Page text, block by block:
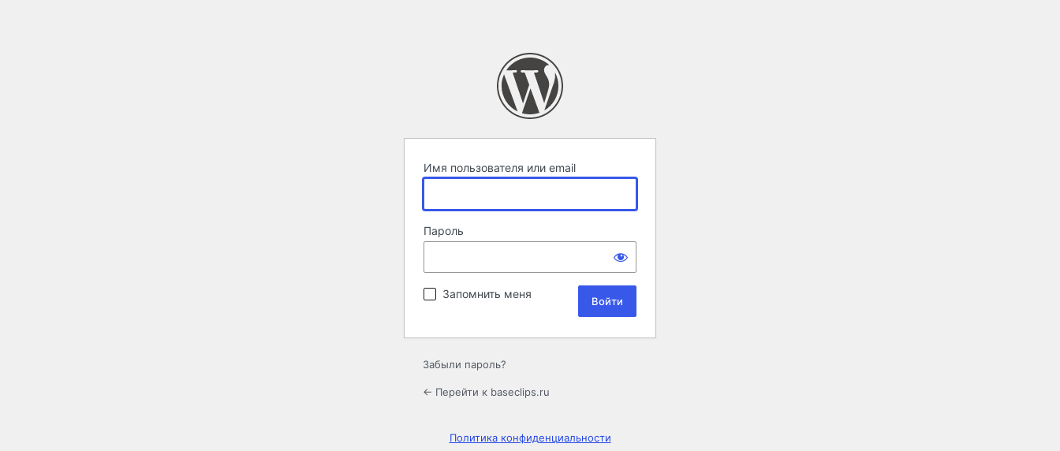
Имя пользователя или email
Пароль
Запомнить меня
Забыли пароль?
← Перейти к baseclips.ru
Политика конфиденциальности